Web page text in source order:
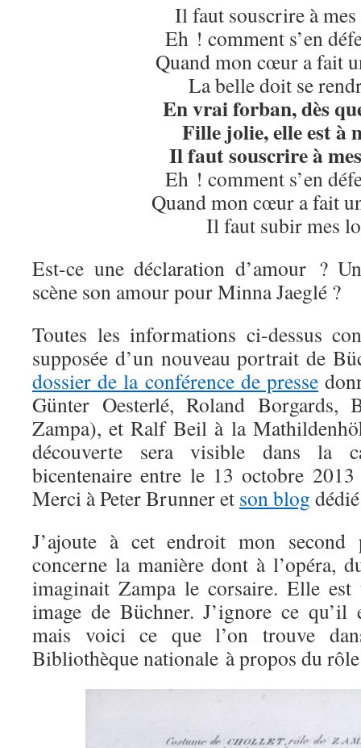
Il faut souscrire à
Eh ! comment s’en
Quand mon cœur a fait
La belle doit se
En vrai forban, dès
Fille jolie, elle est à
Il faut souscrire à
Eh ! comment s’en
Quand mon cœur a fait
Il faut subir mes
Est-ce une déclaration d’amour ?
scène son amour pour Minna Jaeglé ?
Toutes les informations ci-dessus
supposée d’un nouveau portrait de
dossier de la conférence de presse
Günter Oesterlé, Roland Borgards,
Zampa), et Ralf Beil à la
découverte sera visible dans la
bicentenaire entre le 13 octobre
Merci àPeter Brunner et son blog
J’ajoute à cet endroit mon
concerne la manière dont à l’opéra,
imaginait Zampa le corsaire. Elle est
image de Büchner. J’ignore ce
mais voici ce que l’on trouve
Bibliothèque nationale à propos du